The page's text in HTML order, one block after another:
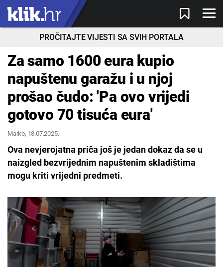
PROČITAJTE VIJESTI SA SVIH PORTALA
Za samo 1600 eura kupio
napuštenu garažu i u njoj
prošao čudo: 'Pa ovo vrijedi
gotovo 70 tisuća eura'
Marko, 13.07.2025.
Ova nevjerojatna priča još je jedan dokaz da se u
naizgled bezvrijednim napuštenim skladištima
mogu kriti vrijedni predmeti.